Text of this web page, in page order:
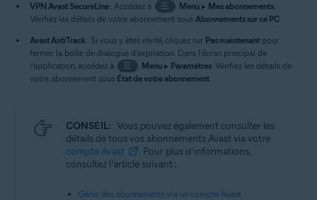
VPN Avast SecureLine : Accédez à ☰ Menu▸ Mes abonnements.
Vérifiez les détails de votre abonnement sous Abonnements sur ce PC.
Avast AntiTrack : Si vous y êtes invité, cliquez sur Pas maintenant pour
fermer la boîte de dialogue d’expiration. Dans l’écran principal de
l’application, accédez à
☰ Menu▸ Paramètres. Vérifiez les détails de
votre abonnement sous État de votre abonnement.
CONSEIL: Vous pouvez également consulter les
détails de tous vos abonnements Avast via votre
compte Avast
. Pour plus d’informations,
consultez l’article suivant :
Gérer des abonnements via un compte Avast